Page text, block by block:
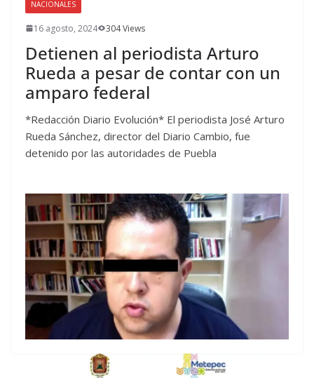
NACIONALES
16 agosto, 2024 304 Views
Detienen al periodista Arturo
Rueda a pesar de contar con un
amparo federal
*Redacción Diario Evolución* El periodista José Arturo
Rueda Sánchez, director del Diario Cambio, fue
detenido por las autoridades de Puebla